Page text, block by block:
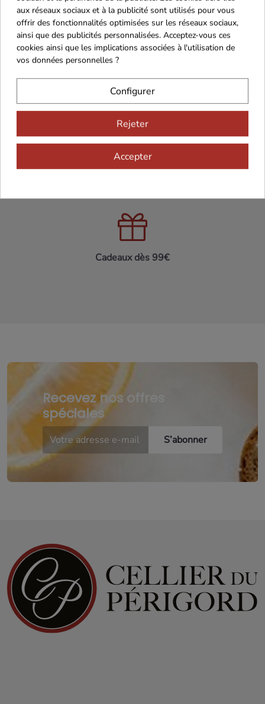
Cadeaux dès 99€
Recevez nos offres
spéciales
aux réseaux sociaux et à la publicité sont utilisés pour vous
offrir des fonctionnalités optimisées sur les réseaux sociaux,
ainsi que des publicités personnalisées. Acceptez-vous ces
cookies ainsi que les implications associées à l'utilisation de
vos données personnelles ?
Configurer
Rejeter
Accepter